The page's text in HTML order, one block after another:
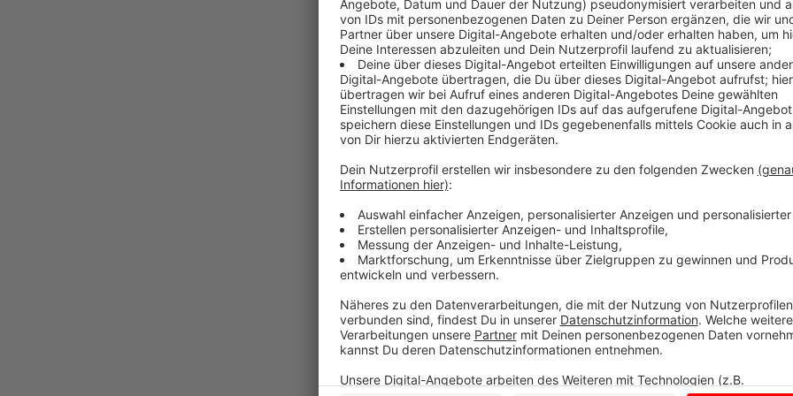
Jogi Löw ist der schönste Bundestrainer aller
werden und noch dreimal hin und zurück. Quasi im
"Fashion's-Eleven" geformt.
Selbstverständlich immer dabei: Sein Handy, mit
Sprachnachricht von seinen Erlebnissen berichtet.
Anzeige
Jogis Sprachnachricht: